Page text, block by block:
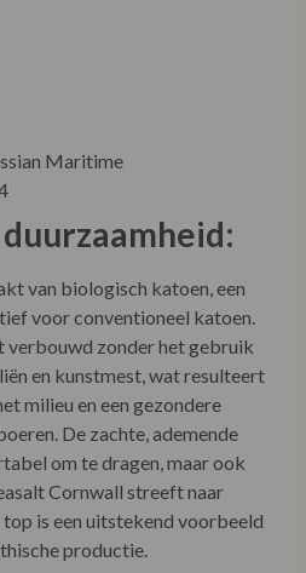
van biologisch katoen, een
voor conventioneel katoen.
verbouwd zonder het gebruik
en kunstmest, wat resulteert
milieu en een gezondere
om te dragen, maar ook
Cornwall streeft naar
is een uitstekend voorbeeld
productie.
Top
Maritime:
staat te houden, was je
op een lage temperatuur,